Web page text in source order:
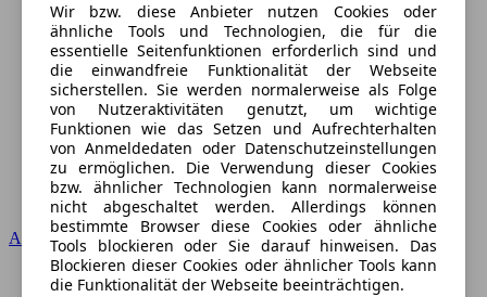
Audi
Wir bzw. diese Anbieter nutzen Cookies oder
ähnliche Tools und Technologien, die für die
essentielle Seitenfunktionen erforderlich sind und
die einwandfreie Funktionalität der Webseite
sicherstellen. Sie werden normalerweise als Folge
von Nutzeraktivitäten genutzt, um wichtige
Funktionen wie das Setzen und Aufrechterhalten
von Anmeldedaten oder Datenschutzeinstellungen
zu ermöglichen. Die Verwendung dieser Cookies
bzw. ähnlicher Technologien kann normalerweise
nicht abgeschaltet werden. Allerdings können
bestimmte Browser diese Cookies oder ähnliche
Tools blockieren oder Sie darauf hinweisen. Das
Blockieren dieser Cookies oder ähnlicher Tools kann
die Funktionalität der Webseite beeinträchtigen.